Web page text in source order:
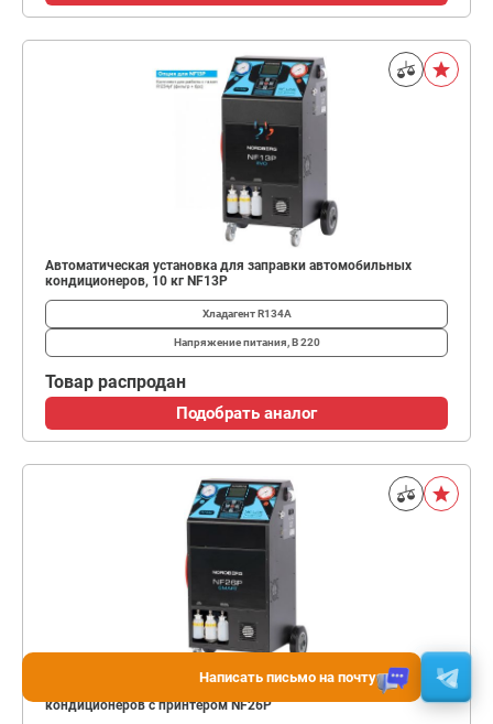
Автоматическая установка для заправки автомобильных
кондиционеров, 10 кг NF13P
ХладагентR134A
Напряжение питания, В220
Товар распродан
Подобрать аналог
кондиционеров с принтером NF26P
Написать письмо на почту